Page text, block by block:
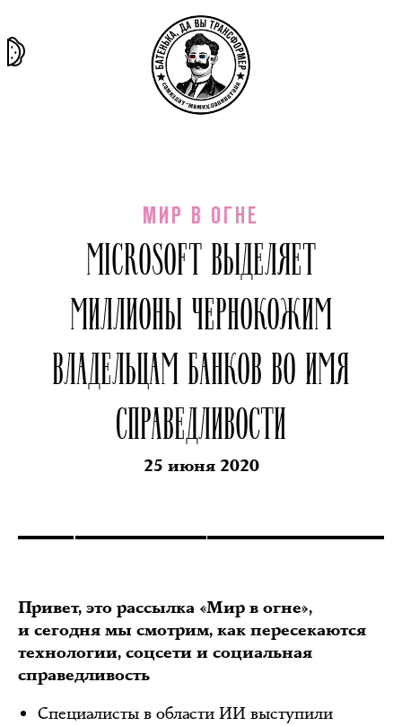
МИР В ОГНЕ
MICROSOFT ВЫДЕЛЯЕТ
МИЛЛИОНЫ ЧЕРНОКОЖИМ
ВЛАДЕЛЬЦАМ БАНКОВ ВО ИМЯ
СПРАВЕДЛИВОСТИ
25 июня 2020
Привет, это рассылка «Мир в огне»,
и сегодня мы смотрим, как пересекаются
технологии, соцсети и социальная
справедливость
Специалисты в области ИИ выступили